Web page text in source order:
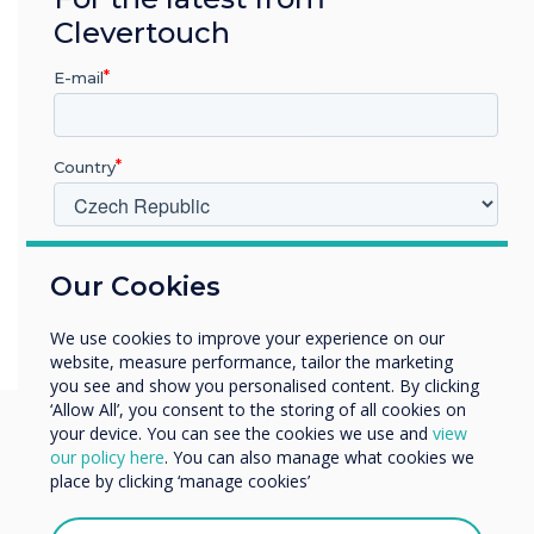
pro spolupráci na Prozkoumejte CL Pro Extra
Mohly by vás tyto
Our Cookies
We use cookies to improve your experience on our
website, measure performance, tailor the marketing
you see and show you personalised content. By clicking
‘Allow All’, you consent to the storing of all cookies on
your device. You can see the cookies we use and view
our policy here. You can also manage what cookies we
place by clicking ‘manage cookies’
Clevertouch
E-mail
Country
Vzdělávání
Další
Název společnosti
Rádi bychom vás kontaktovali ohledně našich produktů a
služeb e-mailem, telefonicky nebo poštou.